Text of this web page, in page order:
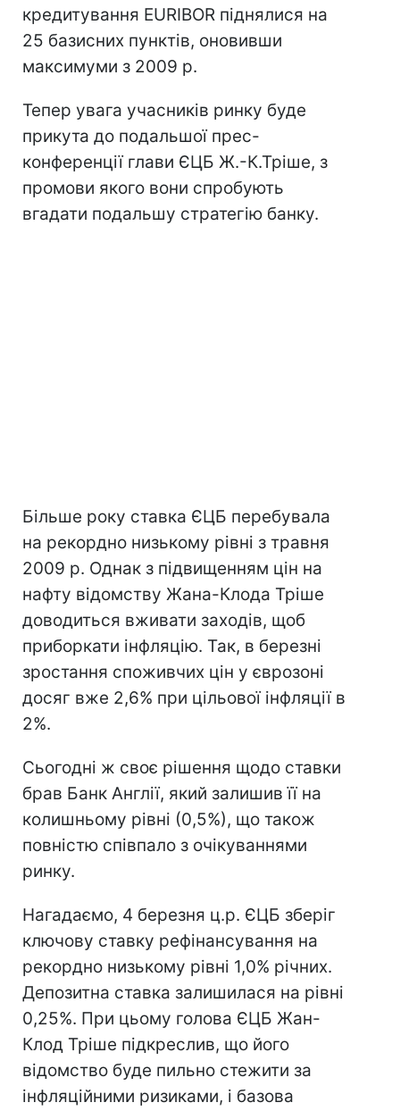
кредитування EURIBOR піднялися на
25 базисних пунктів, оновивши
максимуми з 2009 р.
Тепер увага учасників ринку буде
прикута до подальшої прес-
конференції глави ЄЦБ Ж.-К.Тріше, з
промови якого вони спробують
вгадати подальшу стратегію банку.
Більше року ставка ЄЦБ перебувала
на рекордно низькому рівні з травня
2009 р. Однак з підвищенням цін на
нафту відомству Жана-Клода Тріше
доводиться вживати заходів, щоб
приборкати інфляцію. Так, в березні
зростання споживчих цін у єврозоні
досяг вже 2,6% при цільової інфляції в
2%.
Сьогодні ж своє рішення щодо ставки
брав Банк Англії, який залишив її на
колишньому рівні (0,5%), що також
повністю співпало з очікуваннями
ринку.
Нагадаємо, 4 березня ц.р. ЄЦБ зберіг
ключову ставку рефінансування на
рекордно низькому рівні 1,0% річних.
Депозитна ставка залишилася на рівні
0,25%. При цьому голова ЄЦБ Жан-
Клод Тріше підкреслив, що його
відомство буде пильно стежити за
інфляційними ризиками, і базова